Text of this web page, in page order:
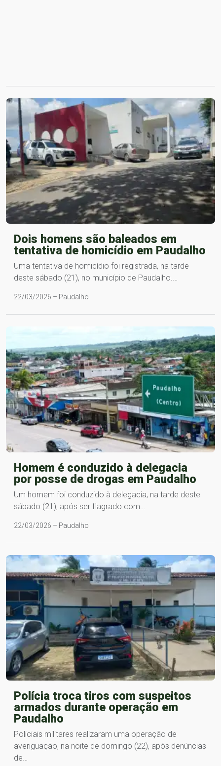
Dois homens são baleados em
tentativa de homicídio em Paudalho
Uma tentativa de homicídio foi registrada, na tarde
deste sábado (21), no município de Paudalho.…
22/03/2026 – Paudalho
Homem é conduzido à delegacia
por posse de drogas em Paudalho
Um homem foi conduzido à delegacia, na tarde deste
sábado (21), após ser flagrado com…
22/03/2026 – Paudalho
Polícia troca tiros com suspeitos
armados durante operação em
Paudalho
Policiais militares realizaram uma operação de
averiguação, na noite de domingo (22), após denúncias
de…